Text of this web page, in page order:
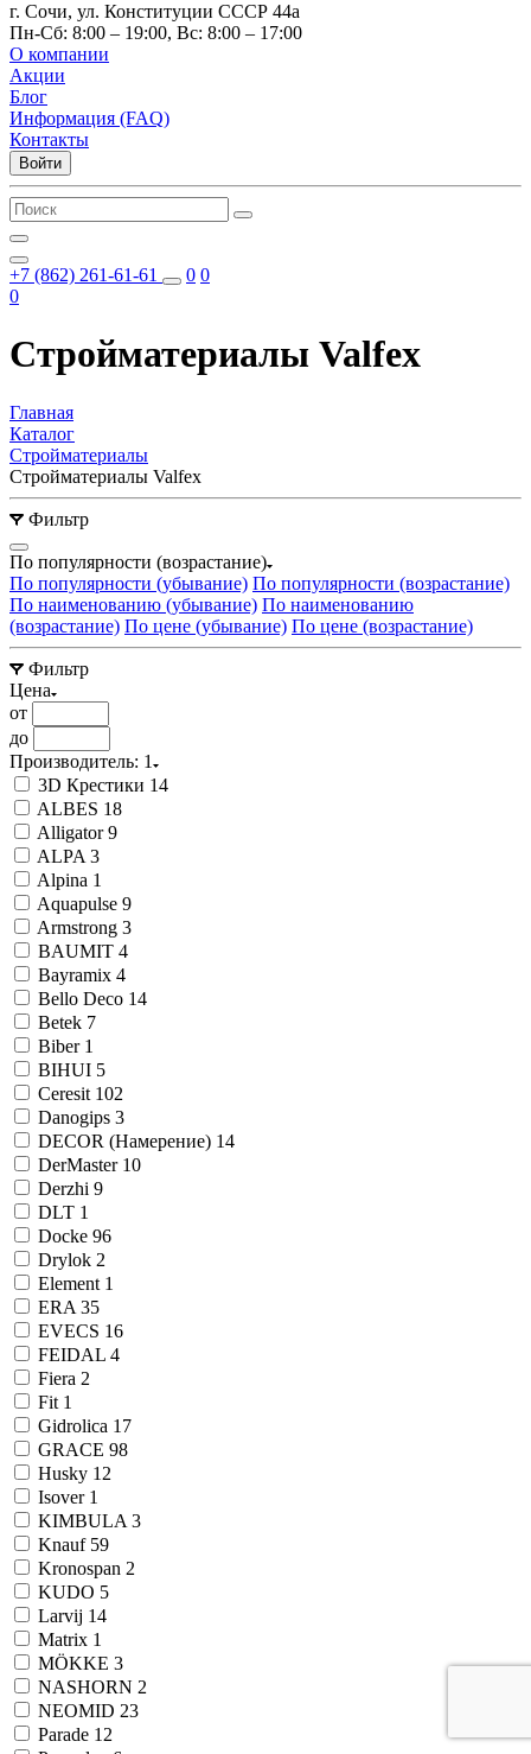
г. Сочи, ул. Конституции СССР 44а
Пн-Сб: 8:00 – 19:00, Вс: 8:00 – 17:00
О компании
Акции
Блог
Информация (FAQ)
Контакты
Войти
+7 (862) 261-61-61 0 0
0
Стройматериалы Valfex
Главная
Каталог
Стройматериалы
Стройматериалы Valfex
Фильтр
По популярности (возрастание)
По популярности (убывание) По популярности (возрастание)
По наименованию (убывание) По наименованию
(возрастание) По цене (убывание) По цене (возрастание)
Фильтр
Цена
от
до
Производитель: 1
3D Крестики 14
ALBES 18
Alligator9
ALPA 3
Alpina 1
Aquapulse 9
Armstrong 3
BAUMIT 4
Bayramix 4
Bello Deco 14
Betek 7
Biber 1
BIHUI 5
Ceresit 102
Danogips 3
DECOR (Намерение) 14
DerMaster 10
Derzhi 9
DLT 1
Docke 96
Drylok 2
Element 1
ERA 35
EVECS 16
FEIDAL 4
Fiera 2
Fit 1
Gidrolica 17
GRACE 98
Husky 12
Isover 1
KIMBULA 3
Knauf 59
Kronospan 2
KUDO 5
Larvij 14
Matrix 1
MÖKKE 3
NASHORN 2
NEOMID 23
Parade 12